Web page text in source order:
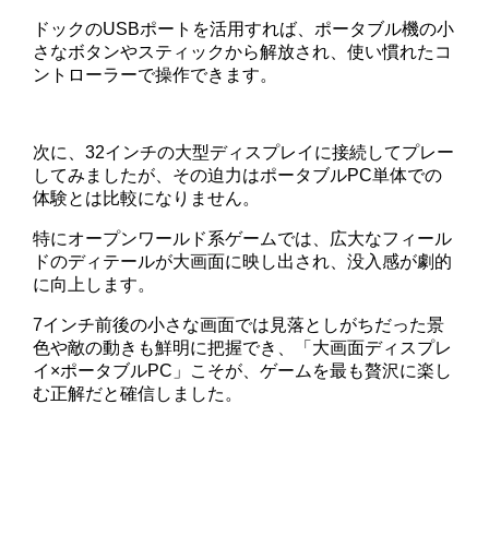
ドックのUSBポートを活用すれば、ポータブル機の小
さなボタンやスティックから解放され、使い慣れたコ
ントローラーで操作できます。
次に、32インチの大型ディスプレイに接続してプレー
してみましたが、その迫力はポータブルPC単体での
体験とは比較になりません。
特にオープンワールド系ゲームでは、広大なフィール
ドのディテールが大画面に映し出され、没入感が劇的
に向上します。
7インチ前後の小さな画面では見落としがちだった景
色や敵の動きも鮮明に把握でき、「大画面ディスプレ
イ×ポータブルPC」こそが、ゲームを最も贅沢に楽し
む正解だと確信しました。